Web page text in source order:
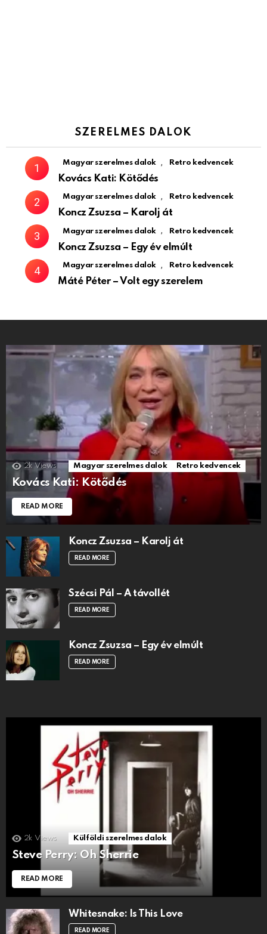
SZERELMES DALOK
Magyar szerelmes dalok , Retro kedvencek
Kovács Kati: Kötődés
Magyar szerelmes dalok , Retro kedvencek
Koncz Zsuzsa – Karolj át
Magyar szerelmes dalok , Retro kedvencek
Koncz Zsuzsa – Egy év elmúlt
Magyar szerelmes dalok , Retro kedvencek
Máté Péter – Volt egy szerelem
2k Views Magyar szerelmes dalok Retro kedvencek
Kovács Kati: Kötődés
READ MORE
Koncz Zsuzsa – Karolj át
READ MORE
Szécsi Pál – A távollét
READ MORE
Koncz Zsuzsa – Egy év elmúlt
READ MORE
2k Views Külföldi szerelmes dalok
Steve Perry: Oh Sherrie
READ MORE
Whitesnake: Is This Love
READ MORE